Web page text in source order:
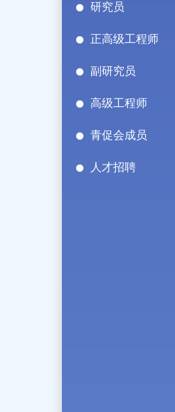
研究员
正高级工程师
副研究员
高级工程师
青促会成员
人才招聘